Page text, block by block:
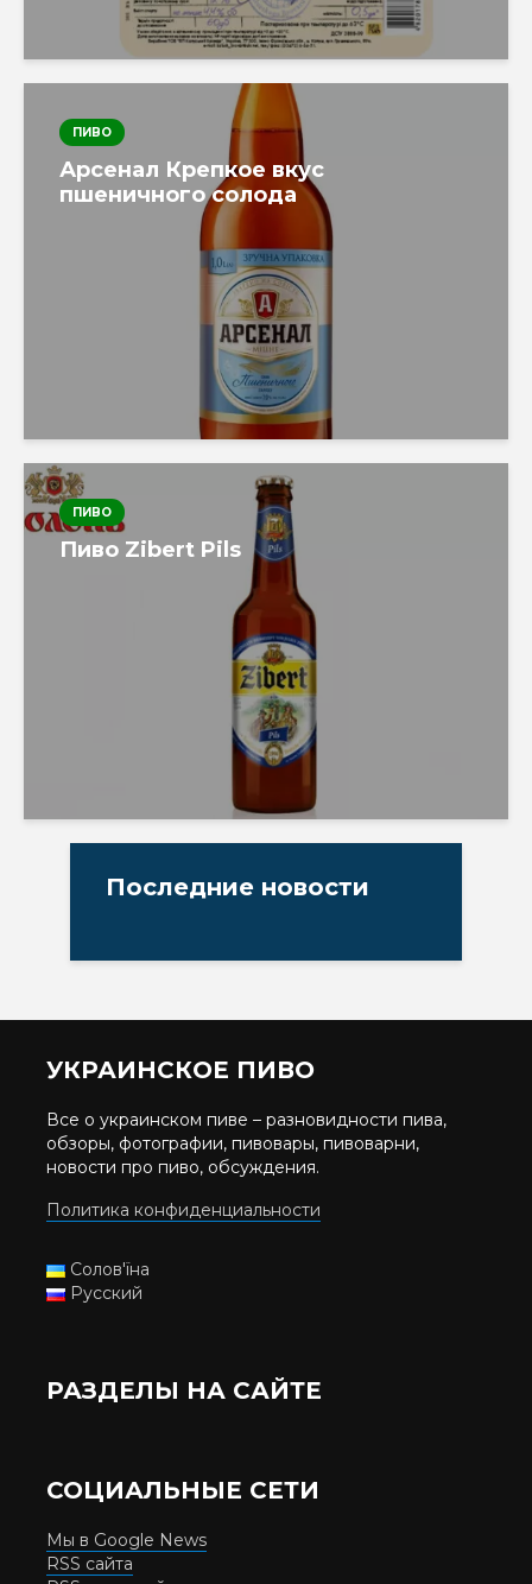
ПИВО
Арсенал Крепкое вкус
пшеничного солода
ПИВО
Пиво Zibert Pils
Последние новости
УКРАИНСКОЕ ПИВО
Все о украинском пиве – разновидности пива,
обзоры, фотографии, пивовары, пивоварни,
новости про пиво, обсуждения.
Политика конфиденциальности
Солов'їна
Русский
РАЗДЕЛЫ НА САЙТЕ
СОЦИАЛЬНЫЕ СЕТИ
Мы в Google News
RSS сайта